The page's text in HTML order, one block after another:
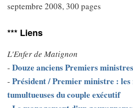
septembre 2008, 300 pages
*** Liens
L'Enfer de Matignon
- Douze anciens Premiers
- Président / Premier ministre :
tumultueuses du couple exécutif